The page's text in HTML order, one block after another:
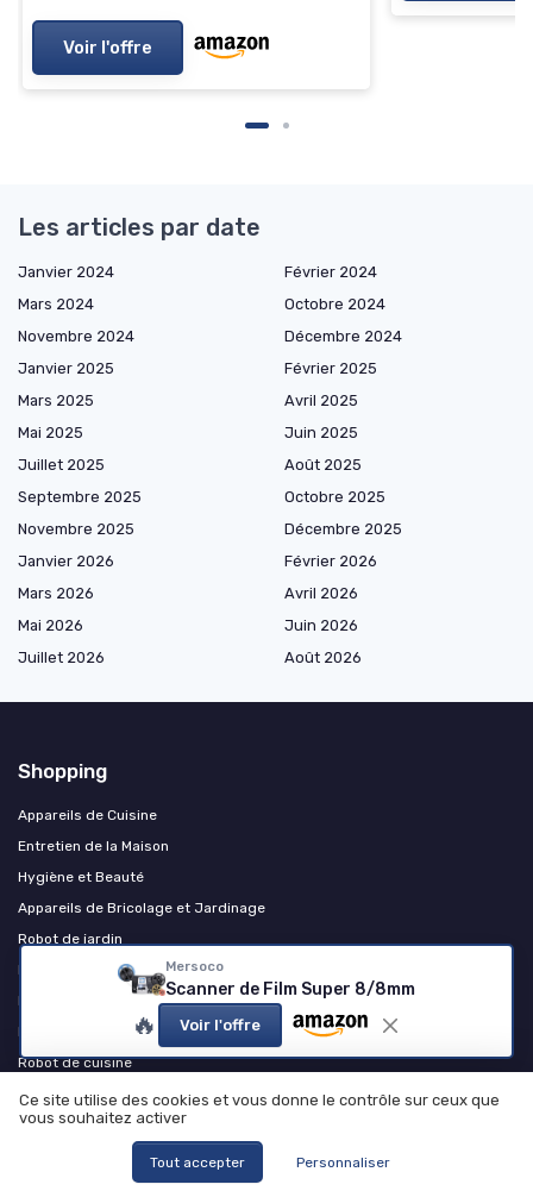
Voir l'offre
Mersoco
Scanner de Film Super 8/8mm
🔥 Voir l'offre
Les articles par date
Janvier 2024
Février 2024
Mars 2024
Octobre 2024
Novembre 2024
Décembre 2024
Janvier 2025
Février 2025
Mars 2025
Avril 2025
Mai 2025
Juin 2025
Juillet 2025
Août 2025
Septembre 2025
Octobre 2025
Novembre 2025
Décembre 2025
Janvier 2026
Février 2026
Mars 2026
Avril 2026
Mai 2026
Juin 2026
Juillet 2026
Août 2026
Shopping
Appareils de Cuisine
Entretien de la Maison
Hygiène et Beauté
Appareils de Bricolage et Jardinage
Robot de jardin
Robot piscine
Robot aspirateur et entretien des sols
Robot lave-vitres
Robot de cuisine
Autres produits et accessoires
Chauffage et confort thermique
Ce site utilise des cookies et vous donne le contrôle sur ceux que
vous souhaitez activer
Tout accepter Personnaliser